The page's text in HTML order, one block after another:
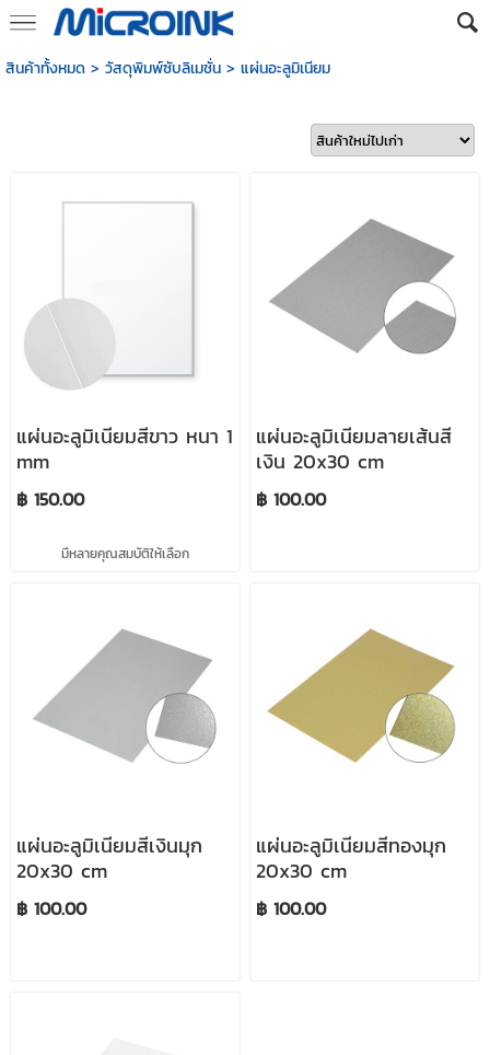
สินค้าทั้งหมด> วัสดุพิมพ์ซับลิเมชั่น> แผ่นอะลูมิเนียม
แผ่นอะลูมิเนียมสีขาว หนา 1
mm
฿ 150.00
มีหลายคุณสมบัติให้เลือก
แผ่นอะลูมิเนียมลายเส้นสี
เงิน 20x30 cm
฿ 100.00
แผ่นอะลูมิเนียมสีเงินมุก
20x30 cm
฿ 100.00
แผ่นอะลูมิเนียมสีทองมุก
20x30 cm
฿ 100.00